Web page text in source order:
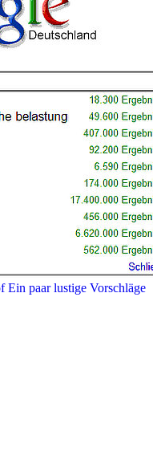
Ein paar lustige Vorschläge